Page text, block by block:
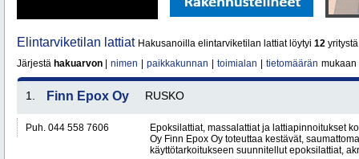
Elintarviketilan lattiat Hakusanoilla elintarviketilan lattiat löytyi 12
Järjestä hakuarvon nimen paikkakunnan toimialan tietomäärän mukaan
1. Finn Epox Oy RUSKO
Puh. 044 558 7606
Epoksilattiat, massalattiat ja lattiapinnoitukset
Oy Finn Epox Oy toteuttaa kestävät,
käyttötarkoitukseen suunnitellut epoksilattiat,